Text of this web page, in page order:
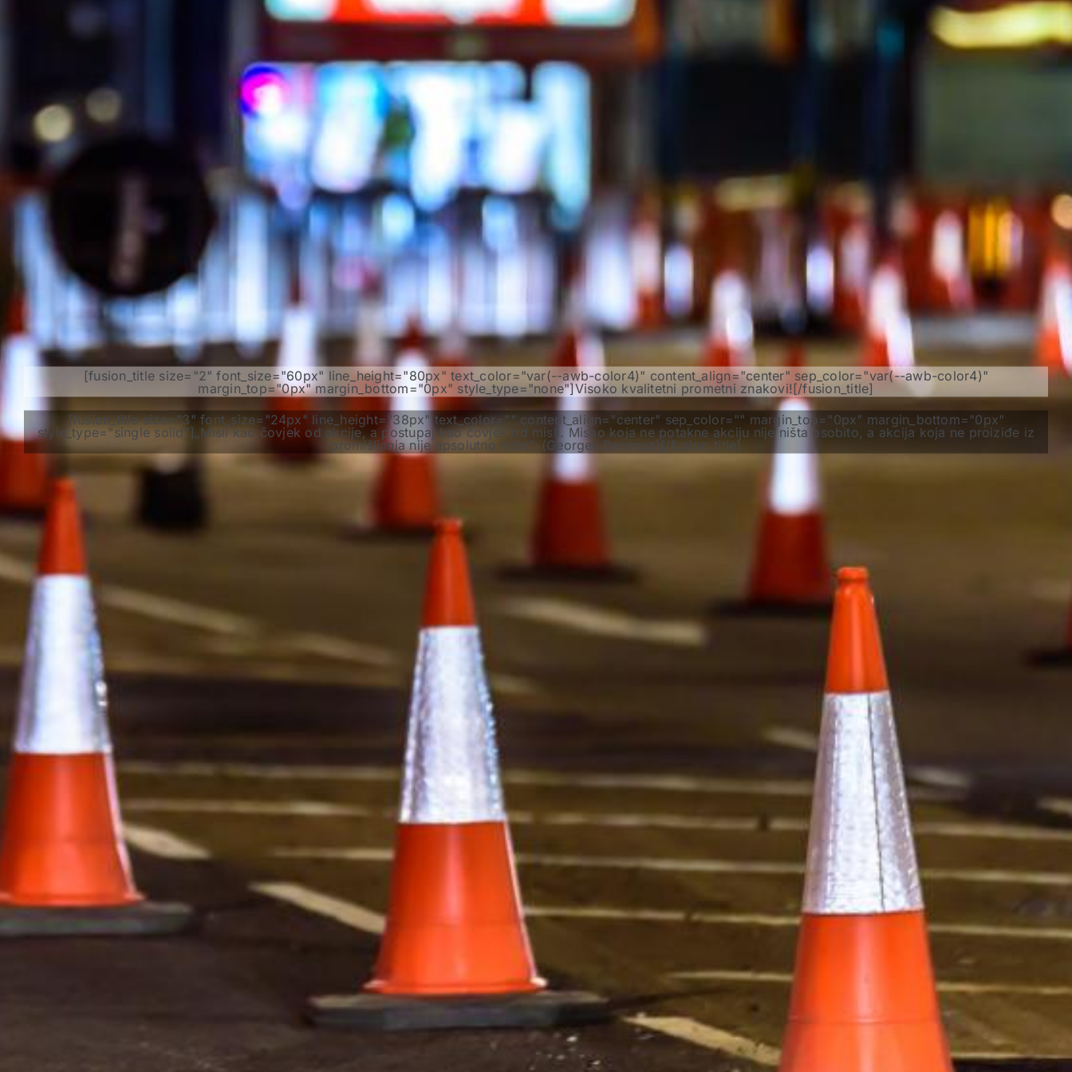
[fusion_title size="2" font_size="60px" line_height="80px" text_color="var(--awb-color4)" content_align="center" sep_color="var(--awb-color4)"
margin_top="0px" margin_bottom="0px" style_type="none"]Visoko kvalitetni prometni znakovi![/fusion_title]
[fusion_title size="3" font_size="24px" line_height="38px" text_color="" content_align="center" sep_color="" margin_top="0px" margin_bottom="0px"
style_type="single solid"]„Misli kao čovjek od akcije, a postupaj kao čovjek od misli. Misao koja ne potakne akciju nije ništa osobito, a akcija koja ne proiziđe iz
promišljanja nije apsolutno ništa“. (Georges Benanos)[/fusion_title]